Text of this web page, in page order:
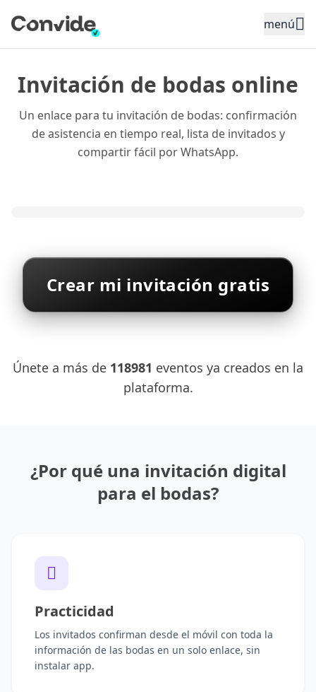
menú
Invitación de bodas online
Un enlace para tu invitación de bodas: confirmación
de asistencia en tiempo real, lista de invitados y
compartir fácil por WhatsApp.
Crear mi invitación gratis
Únete a más de 118981 eventos ya creados en la
plataforma.
¿Por qué una invitación digital
para el bodas?
Practicidad
Los invitados confirman desde el móvil con toda la
información de las bodas en un solo enlace, sin
instalar app.